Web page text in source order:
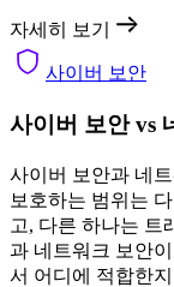
자세히 보기
사이버 보안
사이버 보안 vs
사이버 보안과 네
보호하는 범위는
고, 다른 하나는 트
과 네트워크 보안
서 어디에 적합한